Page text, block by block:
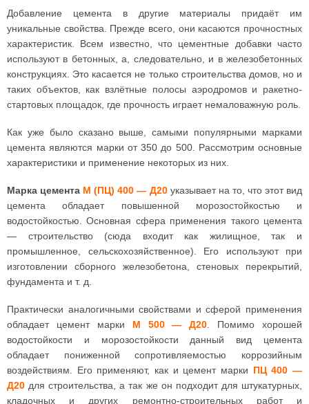
Добавление цемента в другие материалы придаёт им
уникальные свойства. Прежде всего, они касаются прочностных
характеристик. Всем известно, что цементные добавки часто
используют в бетонных, а, следовательно, и в железобетонных
конструкциях. Это касается не только строительства домов, но и
таких объектов, как взлётные полосы аэродромов и ракетно-
стартовых площадок, где прочность играет немаловажную роль.
Как уже было сказано выше, самыми популярными марками
цемента являются марки от 350 до 500. Рассмотрим основные
характеристики и применение некоторых из них.
Марка цемента М (ПЦ) 400 — Д20указывает на то, что этот вид
цемента обладает повышенной морозостойкостью и
водостойкостью. Основная сфера применения такого цемента
— строительство (сюда входит как жилищное, так и
промышленное, сельскохозяйственное). Его используют при
изготовлении сборного железобетона, стеновых перекрытий,
фундамента и т. д.
Практически аналогичными свойствами и сферой применения
обладает цемент марки М 500 — Д20 . Помимо хорошей
водостойкости и морозостойкости данный вид цемента
обладает пониженной сопротивляемостью коррозийным
воздействиям. Его применяют, как и цемент марки ПЦ 400 —
Д20 для строительства, а так же он подходит для штукатурных,
кладочных и других ремонтно-строительных работ и